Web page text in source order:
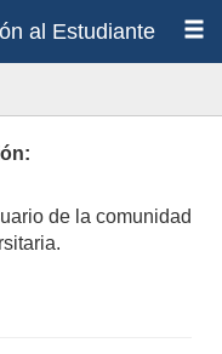
al Estudiante
de la comunidad